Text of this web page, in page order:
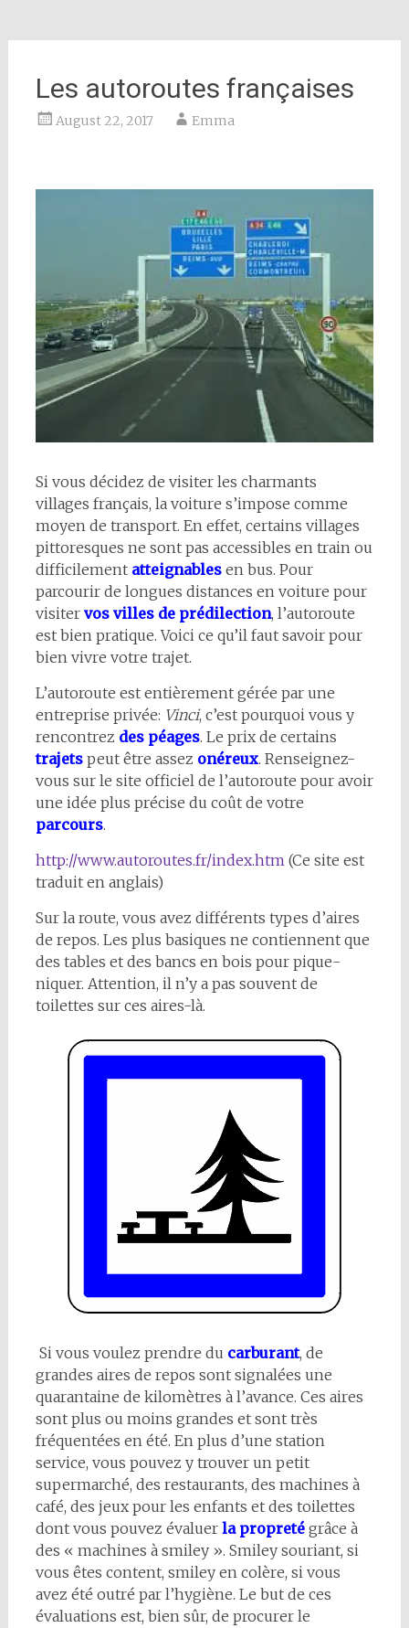
Les autoroutes françaises
August 22, 2017 Emma
Si vous décidez de visiter les charmants
villages français, la voiture s’impose comme
moyen de transport. En effet, certains villages
pittoresques ne sont pas accessibles en train ou
difficilement atteignablesen bus. Pour
parcourir de longues distances en voiture pour
visiter vos villes de prédilection, l’autoroute
est bien pratique. Voici ce qu’il faut savoir pour
bien vivre votre trajet.
L’autoroute est entièrement gérée par une
entreprise privée: Vinci, c’est pourquoi vous y
rencontrez des péages. Le prix de certains
trajetspeut être assez onéreux. Renseignez-
vous sur le site officiel de l’autoroute pour avoir
une idée plus précise du coût de votre
parcours.
http://www.autoroutes.fr/index.htm(Ce site est
traduit en anglais)
Sur la route, vous avez différents types d’aires
de repos. Les plus basiques ne contiennent que
des tables et des bancs en bois pour pique-
niquer. Attention, il n’y a pas souvent de
toilettes sur ces aires-là.
Si vous voulez prendre du carburant, de
grandes aires de repos sont signalées une
quarantaine de kilomètres à l’avance. Ces aires
sont plus ou moins grandes et sont très
fréquentées en été. En plus d’une station
service, vous pouvez y trouver un petit
supermarché, des restaurants, des machines à
café, des jeux pour les enfants et des toilettes
dont vous pouvez évaluer la propretégrâce à
des « machines à smiley ». Smiley souriant, si
vous êtes content, smiley en colère, si vous
avez été outré par l’hygiène. Le but de ces
évaluations est, bien sûr, de procurer le